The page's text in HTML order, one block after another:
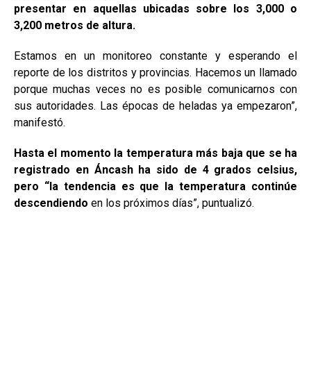
presentar en aquellas ubicadas sobre los 3,000 o
3,200 metros de altura.
Estamos en un monitoreo constante y esperando el
reporte de los distritos y provincias. Hacemos un llamado
porque muchas veces no es posible comunicarnos con
sus autoridades. Las épocas de heladas ya empezaron”,
manifestó.
Hasta el momento la temperatura más baja que se ha
registrado en Áncash ha sido de 4 grados celsius,
pero “la tendencia es que la temperatura continúe
descendiendo en los próximos días”, puntualizó.